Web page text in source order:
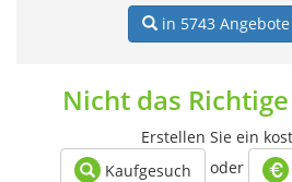
in 5743
Nicht das
Erstellen Sie ein
Kaufgesuch
oder